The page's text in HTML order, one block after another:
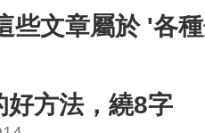
些文章屬於 '各
好方法，繞8字